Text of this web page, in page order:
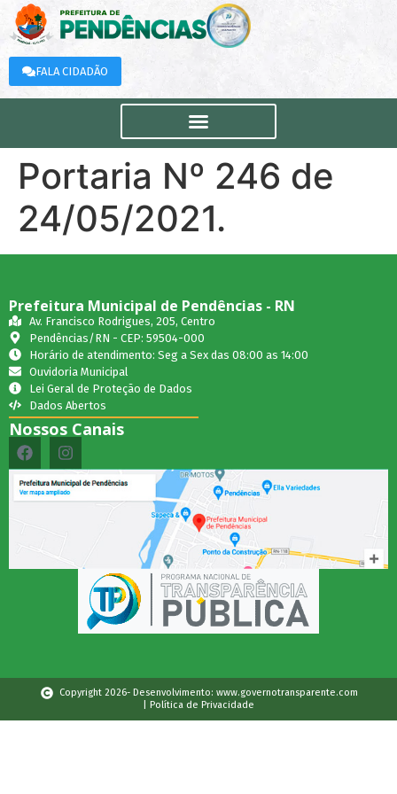
FALA CIDADÃO
Portaria Nº 246 de
24/05/2021.
Prefeitura Municipal de Pendências - RN
Av. Francisco Rodrigues, 205, Centro
Pendências/RN - CEP: 59504-000
Horário de atendimento: Seg a Sex das 08:00 as 14:00
Ouvidoria Municipal
Lei Geral de Proteção de Dados
Dados Abertos
Nossos Canais
Copyright 2026- Desenvolvimento: www.governotransparente.com
| Política de Privacidade